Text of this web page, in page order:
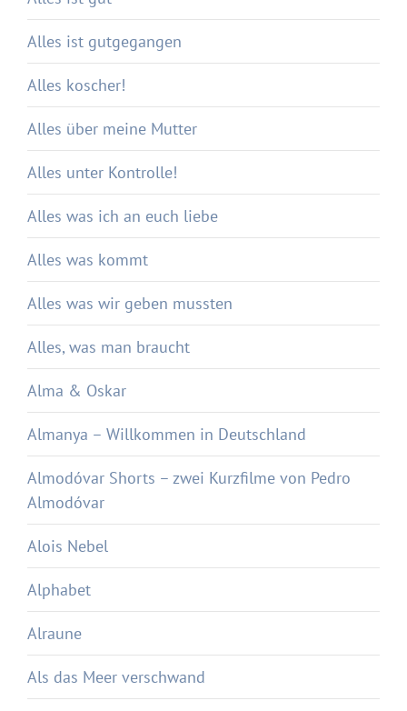
Alles ist gutgegangen
Alles koscher!
Alles über meine Mutter
Alles unter Kontrolle!
Alles was ich an euch liebe
Alles was kommt
Alles was wir geben mussten
Alles, was man braucht
Alma & Oskar
Almanya – Willkommen in Deutschland
Almodóvar Shorts – zwei Kurzfilme von Pedro
Almodóvar
Alois Nebel
Alphabet
Alraune
Als das Meer verschwand